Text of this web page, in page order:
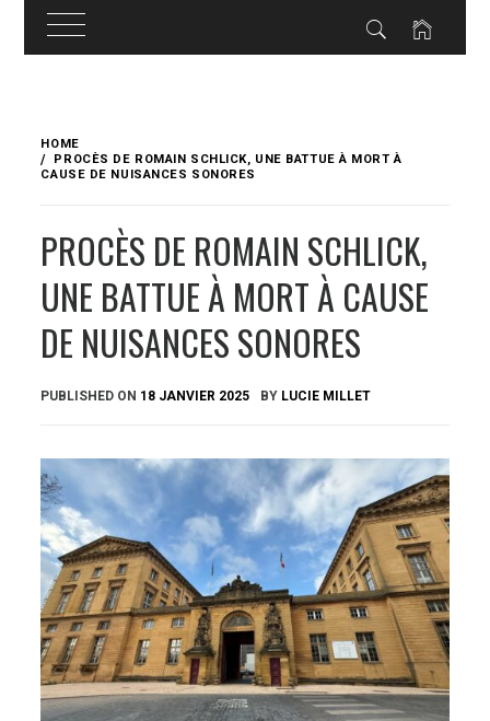
content
HOME
PROCÈS DE ROMAIN SCHLICK, UNE BATTUE À MORT À
CAUSE DE NUISANCES SONORES
PROCÈS DE ROMAIN SCHLICK,
UNE BATTUE À MORT À CAUSE
DE NUISANCES SONORES
PUBLISHED ON 18 JANVIER 2025 BY LUCIE MILLET